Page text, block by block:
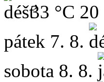
33 °C 20
pátek 7. 8.
sobota 8. 8.